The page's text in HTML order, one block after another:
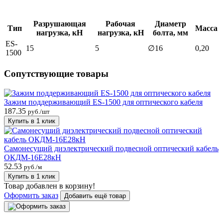
Тип
Разрушающая
нагрузка, кН
Рабочая
нагрузка, кН
Диаметр
болта, мм
Масса
ES-
1500
15 5 ∅16 0,20
Сопутствующие товары
Зажим поддерживающий ES-1500 для оптического кабеля
187.35 руб./шт
Купить в 1 клик
Самонесущий диэлектрический подвесной оптический кабель
ОКДМ-16Е28кН
52.53 руб./м
Купить в 1 клик
Товар добавлен в корзину!
Оформить заказ
Добавить ещё товар